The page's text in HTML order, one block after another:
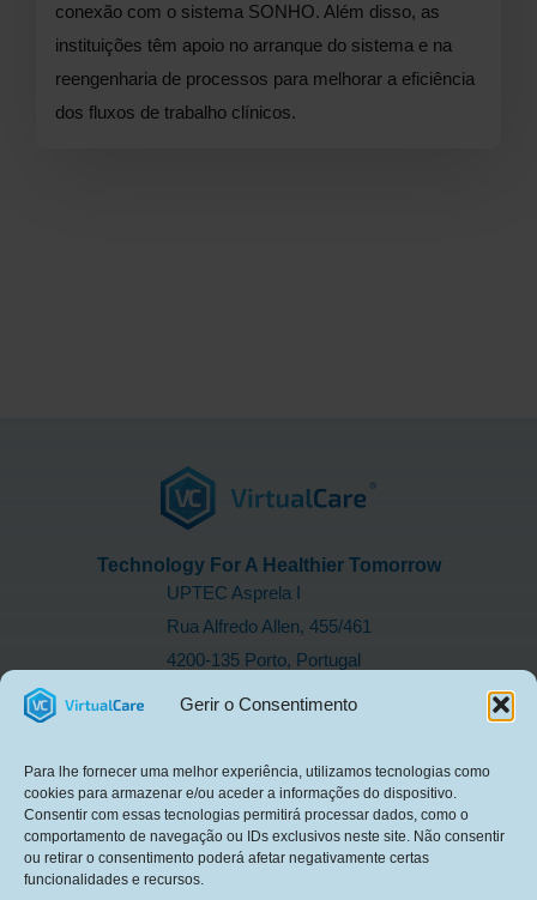
Gerir o Consentimento
Para lhe fornecer uma melhor experiência, utilizamos tecnologias como
cookies para armazenar e/ou aceder a informações do dispositivo.
Consentir com essas tecnologias permitirá processar dados, como o
comportamento de navegação ou IDs exclusivos neste site. Não consentir
ou retirar o consentimento poderá afetar negativamente certas
funcionalidades e recursos.
conexão com o sistema SONHO. Além disso, as
instituições têm apoio no arranque do sistema e na
reengenharia de processos para melhorar a eficiência
dos fluxos de trabalho clínicos.
Technology For A Healthier Tomorrow
UPTEC Asprela I
Rua Alfredo Allen, 455/461
4200-135 Porto, Portugal
Produtos em Destaque
Novidades
Contactos
Política de Privacidade